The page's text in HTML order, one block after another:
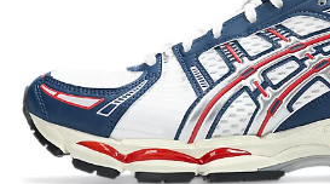
หน้า
เดียวกัน